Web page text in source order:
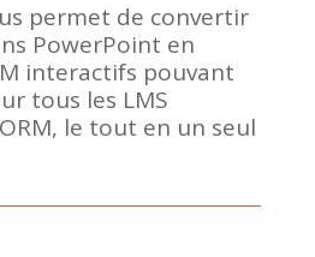
permet de convertir
PowerPoint en
interactifs pouvant
tous les LMS
le tout en un seul